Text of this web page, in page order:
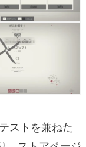
ストを兼ねた